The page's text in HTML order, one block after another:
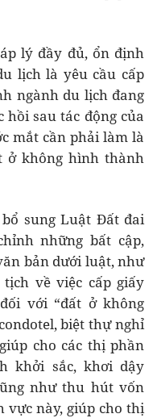
lý đầy đủ, ổn định
lịch là yêu cầu cấp
ngành du lịch đang
sau tác động của
mắt cần phải làm là
ở không hình thành
sung Luật Đất đai
những bất cập,
bản dưới luật, như
về việc cấp giấy
với “đất ở không
biệt thự nghỉ
cho các thị phần
khởi sắc, khơi dậy
như thu hút vốn
vực này, giúp cho thị